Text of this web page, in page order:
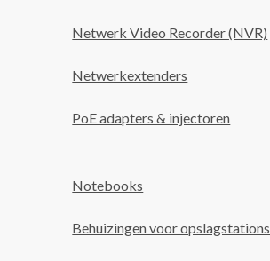
Netwerk Video Recorder (NVR)
Netwerkextenders
PoE adapters & injectoren
Notebooks
Behuizingen voor opslagstations